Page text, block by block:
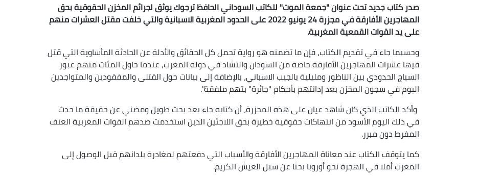
صدر كتاب جديد تحت عنوان "جمعة الموت" للكاتب السوداني الحافظ ترجوك يوثق لجرائم المخزن الحقوقية بحق
المهاجرين الأفارقة في مجزرة 24 يونيو 2022 على الحدود المغربية الاسبانية والتي خلفت مقتل العشرات منهم
على يد القوات القمعية المغربية.
وحسبما جاء في تقديم الكتاب، فإن ما تضمنه هو رواية تحمل كل الحقائق والأدلة عن الحادثة المأساوية التي قتل
فيها عشرات المهاجرين الأفارقة خاصة من السودان والتشاد في دولة المغرب، عندما حاول المئات منهم عبور
السياج الحدودي بين الناظور ومليلية بالجيب الاسباني، بالإضافة إلى بيانات حول القتلى والمفقودين والمتواجدين
اليوم في سجون المخزن بعد إدانتهم بأحكام "جائرة" بتهم ملفقة".
وأكد الكاتب الذي كان شاهد عيان على هذه المجزرة، أن كتابه جاء بعد بحث طويل ومضني عن حقيقة ما حدث
في ذلك اليوم الأسود من انتهاكات حقوقية خطيرة بحق اللاجئين الذين استخدمت ضدهم القوات المغربية العنف
المفرط دون مبرر.
كما يتوقف الكتاب عند معاناة المهاجرين الأفارقة والأسباب التي دفعتهم لمغادرة بلدانهم قبل الوصول إلى
المغرب أملا في الهجرة نحو أوروبا بحثا عن سبل العيش الكريم.